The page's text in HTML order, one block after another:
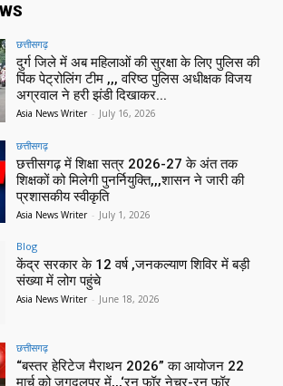
छत्तीसगढ़
दुर्ग जिले में अब महिलाओं की सुरक्षा के लिए पुलिस की
पिंक पेट्रोलिंग टीम ,,, वरिष्ठ पुलिस अधीक्षक विजय
अग्रवाल ने हरी झंडी दिखाकर...
Asia News Writer - July 16, 2026
छत्तीसगढ़
छत्तीसगढ़ में शिक्षा सत्र 2026-27 के अंत तक
शिक्षकों को मिलेगी पुनर्नियुक्ति,,,शासन ने जारी की
प्रशासकीय स्वीकृति
Asia News Writer - July 1, 2026
Blog
केंद्र सरकार के 12 वर्ष ,जनकल्याण शिविर में बड़ी
संख्या में लोग पहुंचे
Asia News Writer - June 18, 2026
छत्तीसगढ़
“बस्तर हेरिटेज मैराथन 2026” का आयोजन 22
मार्च को जगदलपुर में,,,‘रन फॉर नेचर-रन फॉर